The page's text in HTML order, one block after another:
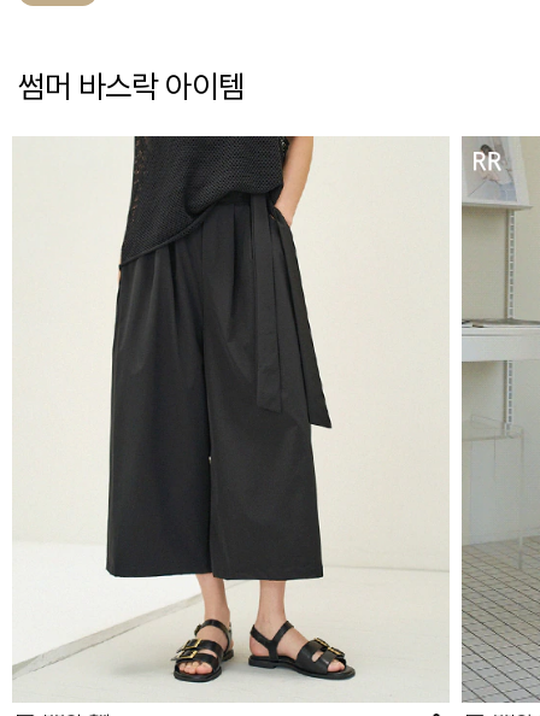
썸머 바스락 아이템